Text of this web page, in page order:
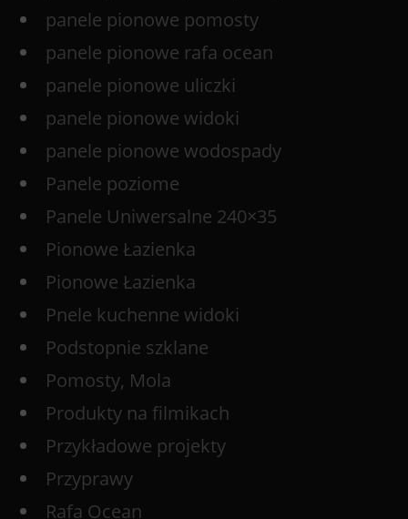
panele pionowe pomosty
panele pionowe rafa ocean
panele pionowe uliczki
panele pionowe widoki
panele pionowe wodospady
Panele poziome
Panele Uniwersalne 240×35
Pionowe Łazienka
Pionowe Łazienka
Pnele kuchenne widoki
Podstopnie szklane
Pomosty, Mola
Produkty na filmikach
Przykładowe projekty
Przyprawy
Rafa Ocean